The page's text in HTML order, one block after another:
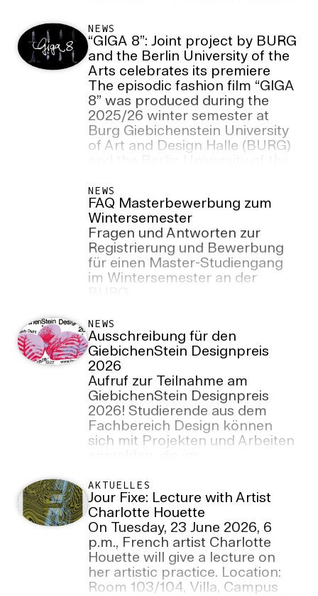
NEWS
“GIGA 8”: Joint project by BURG
and the Berlin University of the
Arts celebrates its premiere
The episodic fashion film “GIGA
8” was produced during the
2025/26 winter semester at
Burg Giebichenstein University
of Art and Design Halle (BURG)
take place on 1 July 2026 at 6
pm at Cinema Paris as part of
the Institut français Berlin’s
“Nights of Ideas 2026”.
NEWS
FAQ Masterbewerbung zum
Wintersemester
Fragen und Antworten zur
Registrierung und Bewerbung
für einen Master-Studiengang
im Wintersemester an der
NEWS
Ausschreibung für den
GiebichenStein Designpreis
2026
Aufruf zur Teilnahme am
GiebichenStein Designpreis
2026! Studierende aus dem
Fachbereich Design können
sich mit Projekten und Arbeiten
Sommersemester 2026
entstanden sind.
Anmeldeschluss: 13. Juli 2026.
AKTUELLES
Jour Fixe: Lecture with Artist
Charlotte Houette
On Tuesday, 23 June 2026, 6
p.m., French artist Charlotte
Houette will give a lecture on
her artistic practice. Location:
Room 103/104, Villa, Campus